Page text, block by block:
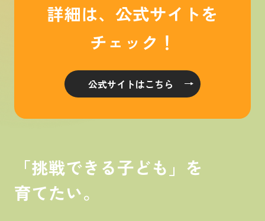
詳細は、公式サイトを
チェック！
公式サイトはこちら
「挑戦できる子ども」を
育てたい。